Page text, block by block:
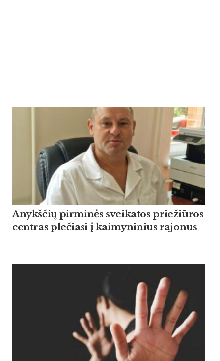
Anykščių pirminės sveikatos priežiūros
centras plečiasi į kaimyninius rajonus